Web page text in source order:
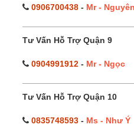
0906700438 - Mr - Nguyên
Tư Vấn Hỗ Trợ Quận 9
0904991912 - Mr - Ngọc
Tư Vấn Hỗ Trợ Quận 10
0835748593 - Ms - Như Ý